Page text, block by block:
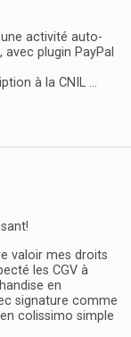
activité auto-
plugin PayPal
à la CNIL …
valoir mes droits
les CGV à
en
signature comme
colissimo simple